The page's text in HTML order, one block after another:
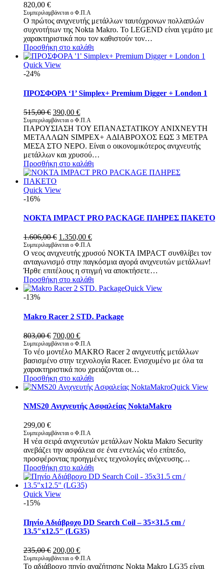
820,00 €
Συμπεριλαμβάνεται ο Φ.Π.Α
Ο πρώτος ανιχνευτής μετάλλων ταυτόχρονων πολλαπλών
συχνοτήτων της Nokta Makro. Το LEGEND είναι γεμάτο με
χαρακτηριστικά που τον καθιστούν τον…
Προσθήκη στο καλάθι
Quick View
-24%
ΠΡΟΣΦΟΡΑ ‘1’ Simplex+ Premium Digger + London 1
515,00€ Original
price
was:
515,00 €.
390,00 €Η
τρέχουσα
τιμή
είναι:
390,00 €.
Συμπεριλαμβάνεται ο Φ.Π.Α
ΠΑΡΟΥΣΙΑΣΗ ΤΟΥ ΕΠΑΝΑΣΤΑΤΙΚΟΥ ΑΝΙΧΝΕΥΤΗ
ΜΕΤΑΛΛΩΝ SIMPEX+ ΑΔΙΑΒΡΟΧΟΣ ΕΩΣ 3 ΜΕΤΡΑ
ΜΕΣΑ ΣΤΟ ΝΕΡΟ. Είναι ο οικονομικότερος ανιχνευτής
μετάλλων και χρυσού…
Προσθήκη στο καλάθι
Quick View
-16%
NOKTA IMPACT PRO PACKAGE ΠΛΗΡΕΣ ΠΑΚΕΤΟ
1.606,00€ Original
price
was:
1.606,00 €.
1.350,00 €Η
τιμή
είναι:
1.350,00 €.
Συμπεριλαμβάνεται ο Φ.Π.Α
O νεος ανιχνευτής χρυσού NOKTA IMPACT συνθλίβει τον
ανταγωνισμό στην παγκόσμια αγορά ανιχνευτών μετάλλων!
Ήρθε επιτέλους η στιγμή να αποκτήσετε…
Προσθήκη στο καλάθι
Quick View
-13%
Makro Racer 2 STD. Package
803,00€ Original
price
was:
803,00 €.
700,00 €Η
τρέχουσα
τιμή
είναι:
700,00 €.
Συμπεριλαμβάνεται ο Φ.Π.Α
Το νέο μοντέλο MAKRO Racer 2 ανιχνευτής μετάλλων
βασισμένο στην τεχνολογία Racer. Ενισχυμένο με όλα τα
χαρακτηριστικά που χρειάζονται οι…
Προσθήκη στο καλάθι
Quick View
NMS20 Ανιχνευτής Ασφαλείας NoktaMakro
299,00 €
Συμπεριλαμβάνεται ο Φ.Π.Α
Η νέα σειρά ανιχνευτών μετάλλων Nokta Makro Security
ανεβάζει την ασφάλεια σε ένα εντελώς νέο επίπεδο,
προσφέροντας προηγμένες τεχνολογίες ανίχνευσης…
Προσθήκη στο καλάθι
Quick View
-15%
Πηνίο Αδιάβροχο DD Search Coil – 35×31.5 cm /
13.5″x12.5″ (LG35)
235,00€ Original
price
was:
200,00 €Η
τρέχουσα
τιμή
Συμπεριλαμβάνεται ο Φ.Π.Α
Το αδιάβροχο πηνίο αναζήτησης Nokta Makro LG35 είναι